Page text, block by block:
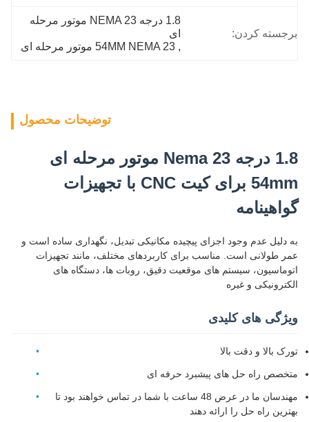
برجسته کردن:
1.8 درجه NEMA 23 موتور مرحله
ای
, 54MM NEMA 23 موتور مرحله ای
توضیحات محصول
1.8 درجه Nema 23 موتور مرحله ای
54mm برای کیت CNC با تجهیزات
گواهینامه
به دلیل عدم وجود اجزای پیچیده مکانیکی تبدیل، نگهداری ساده است و
عمر طولانی است. مناسب برای کاربردهای مختلف، مانند تجهیزات
اتوماسیون، سیستم های موقعیت دقیق، روبات ها، دستگاه های
الکترونیکی و غیره
ویژگی های کلیدی
تورک بالا و دقت بالا
متخصص راه حل های پیشبرد حرفه ای
مهندسان ما در عرض 48 ساعت با شما در تماس خواهند بود تا
بهترین راه حل را ارائه دهند